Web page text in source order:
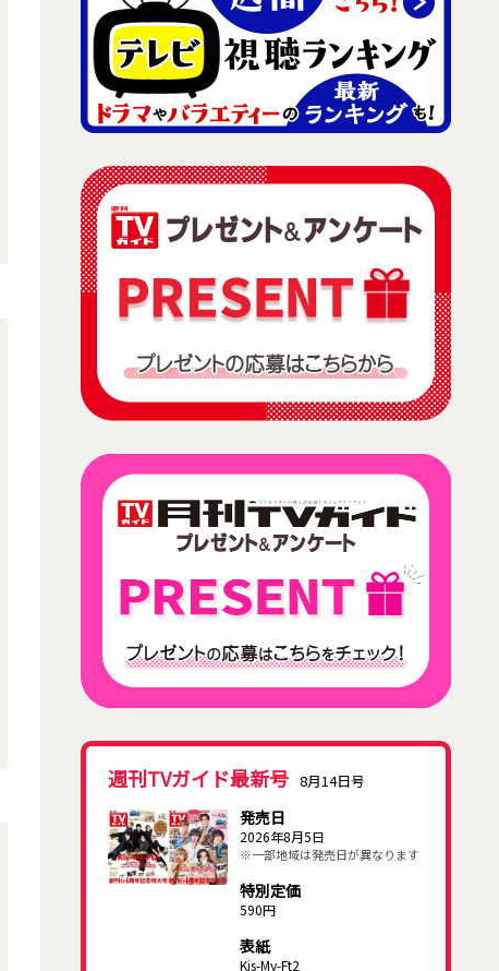
週刊TVガイド最新号 8月14日号
発売日
2026年8月5日
※一部地域は発売日が異なります
特別定価
590円
表紙
Kis-My-Ft2